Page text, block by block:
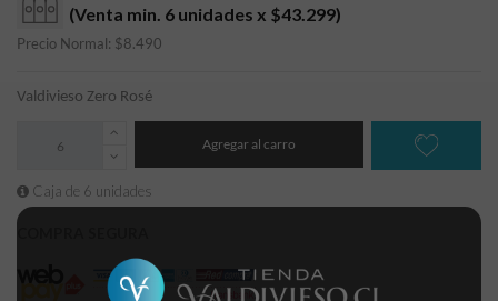
(Venta min. 6 unidades x $43.299)
Precio Normal: $8.490
Valdivieso Zero Rosé
Agregar al carro
Caja de 6 unidades